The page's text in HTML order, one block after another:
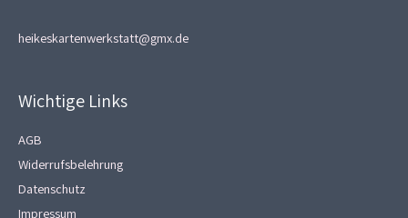
heikeskartenwerkstatt@gmx.de
Wichtige Links
AGB
Widerrufsbelehrung
Datenschutz
Impressum